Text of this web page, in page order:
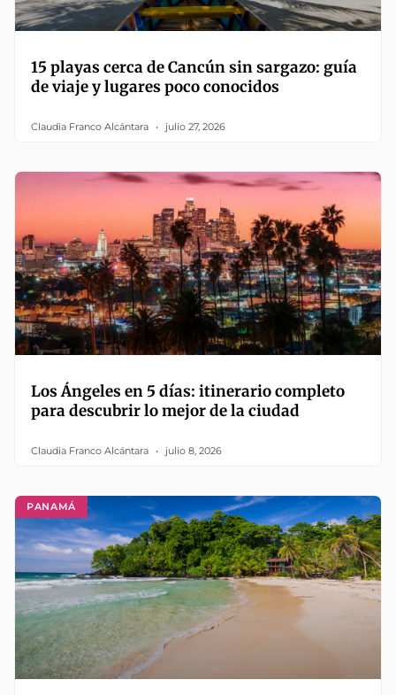
15 playas cerca de Cancún sin sargazo: guía
de viaje y lugares poco conocidos
Claudia Franco Alcántara julio 27, 2026
Los Ángeles en 5 días: itinerario completo
para descubrir lo mejor de la ciudad
Claudia Franco Alcántara julio 8, 2026
PANAMÁ